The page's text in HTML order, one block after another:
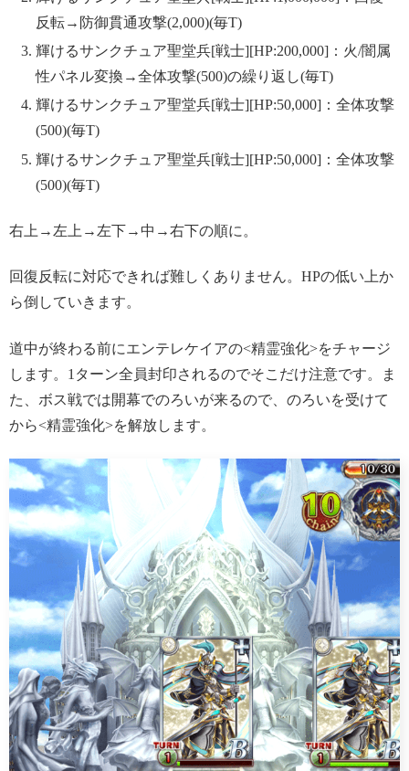
反転→防御貫通攻撃(2,000)(毎T)
輝けるサンクチュア聖堂兵[戦士][HP:200,000]：火/闇属
性パネル変換→全体攻撃(500)の繰り返し(毎T)
輝けるサンクチュア聖堂兵[戦士][HP:50,000]：全体攻撃
(500)(毎T)
輝けるサンクチュア聖堂兵[戦士][HP:50,000]：全体攻撃
(500)(毎T)
右上→左上→左下→中→右下の順に。
回復反転に対応できれば難しくありません。HPの低い上か
ら倒していきます。
道中が終わる前にエンテレケイアの<精霊強化>をチャージ
します。1ターン全員封印されるのでそこだけ注意です。ま
た、ボス戦では開幕でのろいが来るので、のろいを受けて
から<精霊強化>を解放します。